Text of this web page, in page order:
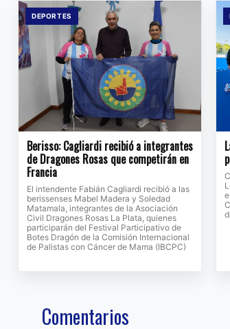
DEPORTES
Berisso: Cagliardi recibió a integrantes
de Dragones Rosas que competirán en
Francia
El intendente Fabián Cagliardi recibió a las
berissenses Mabel Madera y Soledad
Matamala, integrantes de la Asociación
Civil Dragones Rosas La Plata, quienes
participarán del Festival Participativo de
Botes Dragón de la Comisión Internacional
de Palistas con Cáncer de Mama (IBCPC)
Comentarios